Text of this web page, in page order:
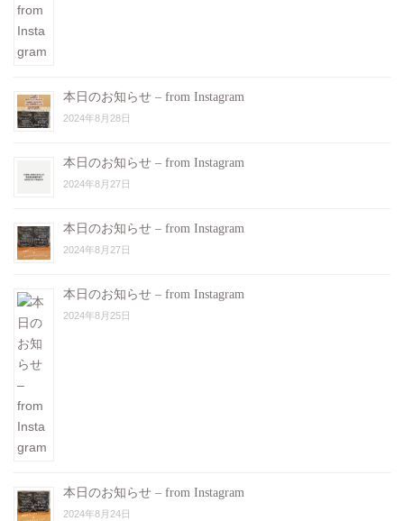
本日のお知らせ – from Instagram
2024年8月28日
本日のお知らせ – from Instagram
2024年8月27日
本日のお知らせ – from Instagram
2024年8月27日
本日のお知らせ – from Instagram
2024年8月25日
本日のお知らせ – from Instagram
2024年8月24日